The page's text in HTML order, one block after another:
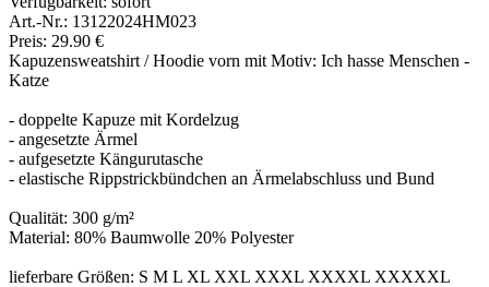
Art.-Nr.: 13122024HM023
Preis: 29.90 €
Kapuzensweatshirt / Hoodie vorn mit Motiv: Ich hasse Menschen -
Katze
- doppelte Kapuze mit Kordelzug
- angesetzte Ärmel
- aufgesetzte Kängurutasche
- elastische Rippstrickbündchen an Ärmelabschluss und Bund
Qualität: 300 g/m²
Material: 80% Baumwolle 20% Polyester
lieferbare Größen: S M L XL XXL XXXL XXXXL XXXXXL